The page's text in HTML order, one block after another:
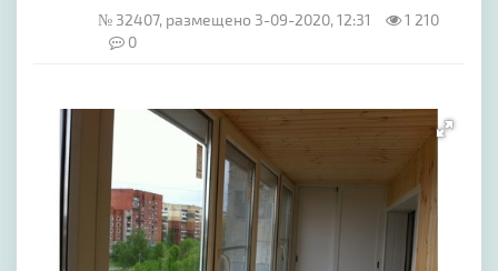
№ 32407, размещено 3-09-2020, 12:31
1 210
0